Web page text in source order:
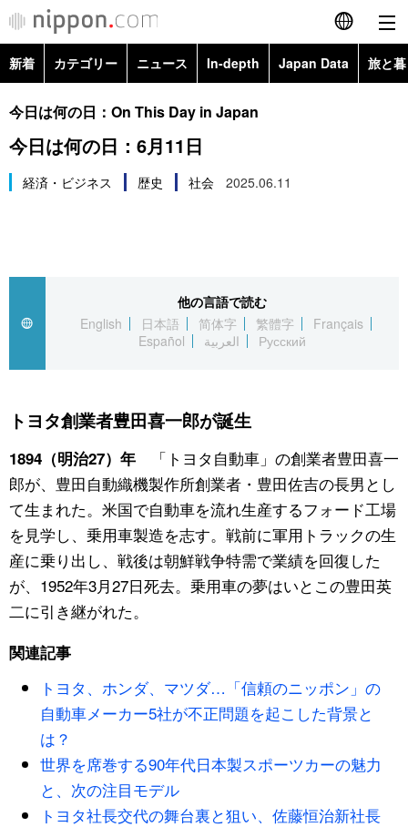
English
Русский
カテゴリー
経済・ビジネス
国際
文化
科学・技術
暮らし
スポーツ・東京2020
トップ
アーカイブ
In-depth
Japan Data
動画/Live
Books
Cinema
Topics
Images
People
東京
お知らせ
新着 カテゴリー ニュース In-depth Japan Data 旅と
政治・外交
経済・ビジネス
スポーツ・東京2020
今日は何の日：On This Day in Japan
今日は何の日：6月11日
経済・ビジネス 歴史 社会 2025.06.11
他の言語で読む
English
日本語 简体字 繁體字
Français
Español
العربية Русский
トヨタ創業者豊田喜一郎が誕生
1894（明治27）年「トヨタ自動車」の創業者豊田喜一
郎が、豊田自動織機製作所創業者・豊田佐吉の長男とし
て生まれた。米国で自動車を流れ生産するフォード工場
を見学し、乗用車製造を志す。戦前に軍用トラックの生
産に乗り出し、戦後は朝鮮戦争特需で業績を回復した
が、1952年3月27日死去。乗用車の夢はいとこの豊田英
二に引き継がれた。
関連記事
トヨタ、ホンダ、マツダ…「信頼のニッポン」の
自動車メーカー5社が不正問題を起こした背景と
は？
世界を席巻する90年代日本製スポーツカーの魅力
と、次の注目モデル
トヨタ社長交代の舞台裏と狙い、佐藤恒治新社長